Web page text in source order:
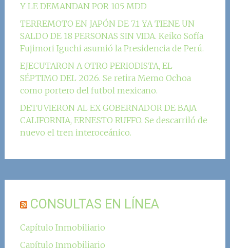
Y LE DEMANDAN POR 105 MDD
TERREMOTO EN JAPÓN DE 7.1 YA TIENE UN
SALDO DE 18 PERSONAS SIN VIDA. Keiko Sofía
Fujimori Iguchi asumió la Presidencia de Perú.
EJECUTARON A OTRO PERIODISTA, EL
SÉPTIMO DEL 2026. Se retira Memo Ochoa
como portero del futbol mexicano.
DETUVIERON AL EX GOBERNADOR DE BAJA
CALIFORNIA, ERNESTO RUFFO. Se descarriló de
nuevo el tren interoceánico.
CONSULTAS EN LÍNEA
Capítulo Inmobiliario
Capítulo Inmobiliario